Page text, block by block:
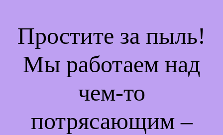
Простите за пыль!
Мы работаем над
чем-то
потрясающим –